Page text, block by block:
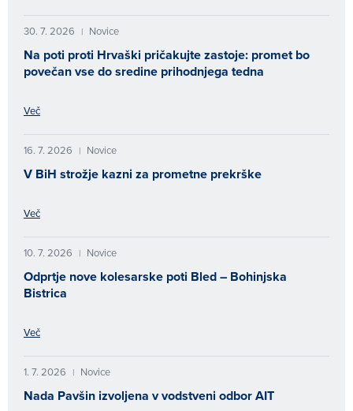
30. 7. 2026 | Novice
Na poti proti Hrvaški pričakujte zastoje: promet bo
povečan vse do sredine prihodnjega tedna
Več
16. 7. 2026 | Novice
V BiH strožje kazni za prometne prekrške
Več
10. 7. 2026 | Novice
Odprtje nove kolesarske poti Bled – Bohinjska
Bistrica
Več
1. 7. 2026 | Novice
Nada Pavšin izvoljena v vodstveni odbor AIT